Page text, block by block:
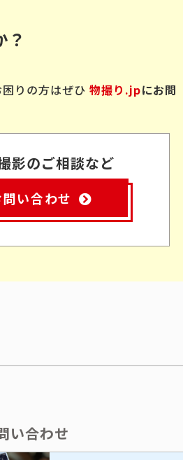
りの方はぜひ 物撮り.jpにお問
影のご相談など
い合わせ
い合わせ